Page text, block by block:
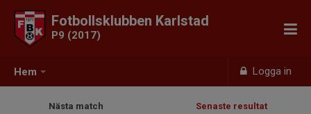
Hem Logga in
Fotbollsklubben Karlstad
P9 (2017)
Nästa match Senaste resultat